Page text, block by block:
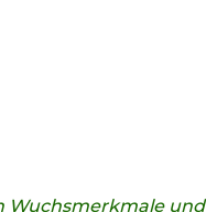
Wuchsmerkmale und